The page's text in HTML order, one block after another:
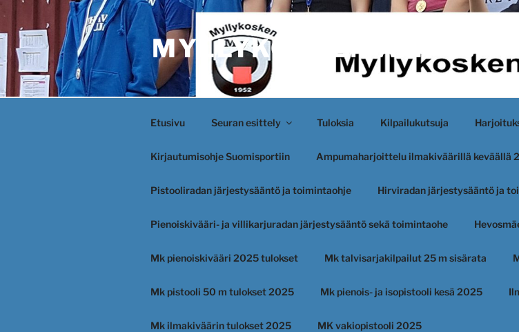
Siirry
sisältöön
MYLLYKOSKEN AMPUJAT
Etusivu Seuran esittely Tuloksia Kilpailukutsuja
Kirjautumisohje Suomisportiin Ampumaharjoittelu ilmakiväärillä keväällä
Pistooliradan järjestysääntö ja toimintaohje Hirviradan järjestysääntö ja
Pienoiskivääri- ja villikarjuradan järjestysääntö sekä toimintaohe
Mk pienoiskivääri 2025 tulokset Mk talvisarjakilpailut 25 m sisärata
Mk pistooli 50 m tulokset 2025 Mk pienois- ja isopistooli kesä 2025
Mk ilmakiväärin tulokset 2025 MK vakiopistooli 2025